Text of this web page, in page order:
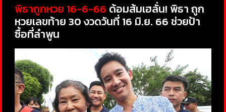
พิธาถูกหวย 16-6-66 ด้อมส้มเฮลั่น! พิธา ถูก
หวยเลขท้าย 30 งวดวันที่ 16 มิ.ย. 66 ช่วยป้า
ซื้อที่ลำพูน